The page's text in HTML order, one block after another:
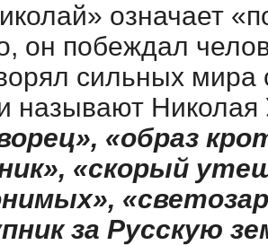
означает
он побеждал
сильных мира
называют Николая
«образ
«скорый
за Русскую